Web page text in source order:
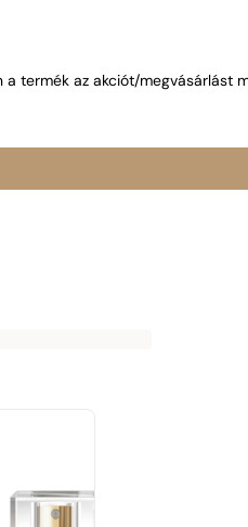
a termék az akciót/megvásárlást